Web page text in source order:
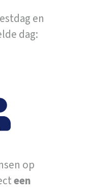
en
dag:
op
een